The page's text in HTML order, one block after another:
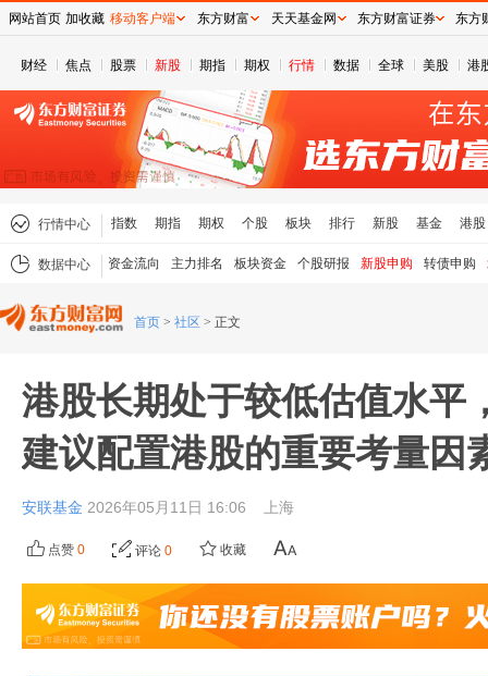
财经 焦点 股票 新股 期指 期权 行情 数据 全球 美股 港
行情中心 指数 期指 期权 个股 板块 排行 新股 基金 港股
数据中心 资金流向 主力排名 板块资金 个股研报 新股申购 转债申购
首页 > 社区 > 正文
港股长期处于较低估值水平
建议配置港股的重要考量因
安联基金 2026年05月11日 16:06 上海
点赞 0 评论 0 收藏
网站首页 加收藏 移动客户端 东方财富 天天基金网 东方财富证券 东方